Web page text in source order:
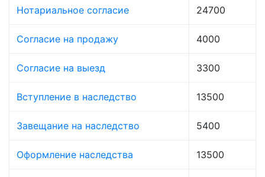
Нотариальное согласие 24700
Согласие на продажу 4000
Согласие на выезд 3300
Вступление в наследство 13500
Завещание на наследство 5400
Оформление наследства 13500